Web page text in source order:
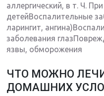
аллергический, в т. Ч.
детейВоспалительные
ларингит,
заболевания
язвы, обморожения
ЧТО МОЖНО
ДОМАШНИХ